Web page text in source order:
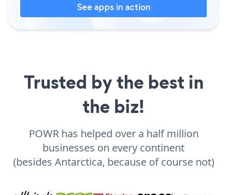
See apps in action
Trusted by the best in
the biz!
POWR has helped over a half million
businesses on every continent
(besides Antarctica, because of course not)